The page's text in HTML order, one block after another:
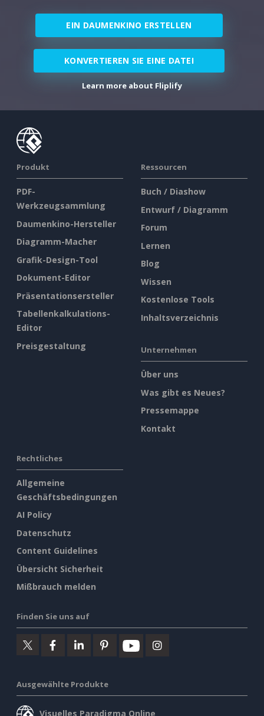
EIN DAUMENKINO ERSTELLEN
KONVERTIEREN SIE EINE DATEI
Learn more about Fliplify
Produkt
PDF-
Werkzeugsammlung
Daumenkino-Hersteller
Diagramm-Macher
Grafik-Design-Tool
Dokument-Editor
Präsentationsersteller
Tabellenkalkulations-
Editor
Preisgestaltung
Ressourcen
Buch / Diashow
Entwurf / Diagramm
Forum
Lernen
Blog
Wissen
Kostenlose Tools
Inhaltsverzeichnis
Unternehmen
Über uns
Was gibt es Neues?
Pressemappe
Kontakt
Rechtliches
Allgemeine
Geschäftsbedingungen
AI Policy
Datenschutz
Content Guidelines
Übersicht Sicherheit
Mißbrauch melden
Finden Sie uns auf
Ausgewählte Produkte
Visuelles Paradigma Online